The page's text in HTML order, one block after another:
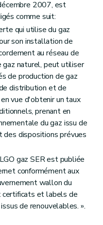
2007, est
comme suit:
qui utilise du gaz
son installation de
au réseau de
naturel, peut utiliser
de production de gaz
distribution et de
vue d'obtenir un taux
prenant en
du gaz issu de
des dispositions prévues
gaz SER est publiée
conformément aux
wallon du
et labels de
de renouvelables. ».